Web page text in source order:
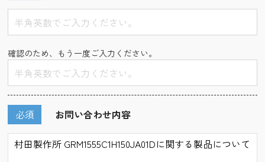
確認のため、もう一度ご入力ください。
お問い合わせ内容
必須